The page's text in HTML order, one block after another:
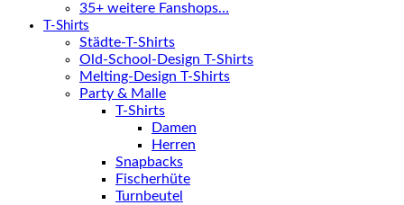
35+ weitere Fanshops…
T-Shirts
Städte-T-Shirts
Old-School-Design T-Shirts
Melting-Design T-Shirts
Party & Malle
T-Shirts
Damen
Herren
Snapbacks
Fischerhüte
Turnbeutel